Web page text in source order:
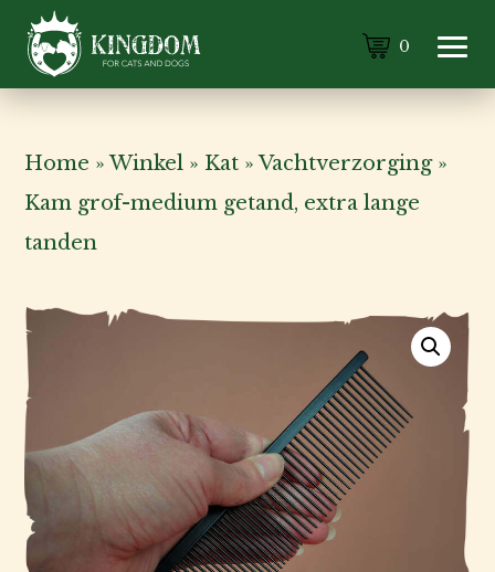
0
Home »Winkel » Kat »Vachtverzorging»
Kam grof-medium getand, extra lange
tanden